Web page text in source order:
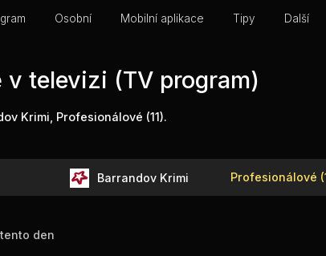
Osobní Mobilní aplikace Tipy Další
televizi (TV program)
Krimi, Profesionálové (11).
Barrandov Krimi Profesionálové
den